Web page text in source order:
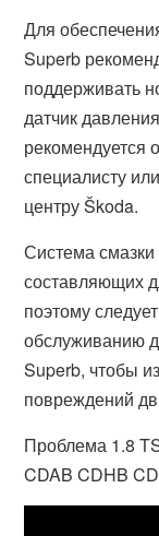
Для
Superb
поддерживать
датчик
рекомендуется
специалисту
центру Škoda.
Система
составляющих
поэтому
обслуживанию
Superb, чтобы
повреждений
Проблема 1.8
CDAB CDHB